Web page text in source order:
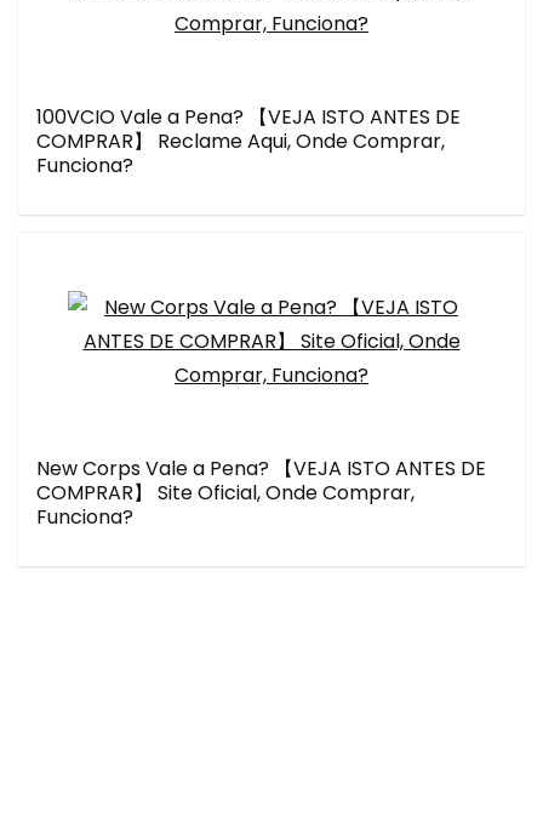
100VCIO Vale a Pena? 【VEJA ISTO ANTES DE
COMPRAR】 Reclame Aqui, Onde Comprar,
Funciona?
New Corps Vale a Pena? 【VEJA ISTO ANTES DE
COMPRAR】 Site Oficial, Onde Comprar,
Funciona?